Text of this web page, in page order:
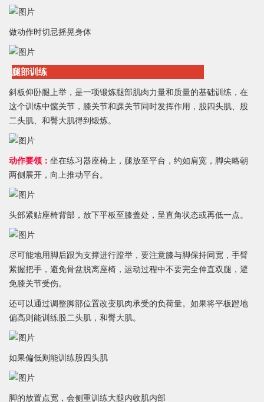
做动作时切忌摇晃身体
腿部训练
斜板仰卧腿上举，是一项锻炼腿部肌肉力量和质量的基础训练，在
这个训练中髋关节，膝关节和踝关节同时发挥作用，股四头肌、股
二头肌、和臀大肌得到锻炼。
动作要领： 坐在练习器座椅上，腿放至平台，约如肩宽，脚尖略朝
两侧展开，向上推动平台。
头部紧贴座椅背部，放下平板至膝盖处，呈直角状态或再低一点。
尽可能地用脚后跟为支撑进行蹬举，要注意膝与脚保持同宽，手臂
紧握把手，避免骨盆脱离座椅，运动过程中不要完全伸直双腿，避
免膝关节受伤。
还可以通过调整脚部位置改变肌肉承受的负荷量。如果将平板蹬地
偏高则能训练股二头肌，和臀大肌。
如果偏低则能训练股四头肌
脚的放置点宽，会侧重训练大腿内收肌内部